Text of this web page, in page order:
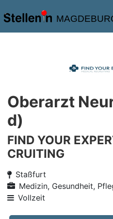
Oberarzt
d)
FIND YOUR
CRUITING
Staßfurt
Medizin, Gesundheit,
Vollzeit